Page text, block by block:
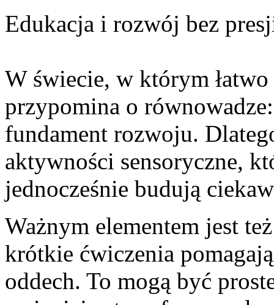
Edukacja i rozwój bez
W świecie, w którym
przypomina o
fundament rozwoju.
aktywności sensoryczne,
jednocześnie budują
Ważnym elementem jest
krótkie ćwiczenia
oddech. To mogą być